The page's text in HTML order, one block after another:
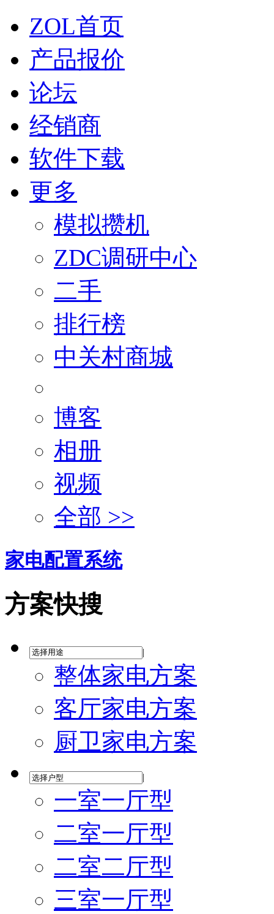
ZOL首页
产品报价
论坛
经销商
软件下载
更多
模拟攒机
ZDC调研中心
二手
排行榜
中关村商城
博客
相册
视频
全部 >>
家电配置系统
方案快搜
|
整体家电方案
客厅家电方案
厨卫家电方案
|
一室一厅型
二室一厅型
二室二厅型
三室一厅型